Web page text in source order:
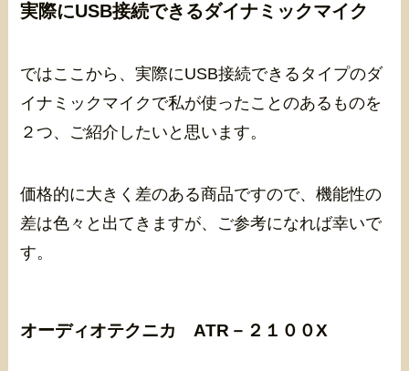
実際にUSB接続できるダイナミックマイク
ではここから、実際にUSB接続できるタイプのダ
イナミックマイクで私が使ったことのあるものを
２つ、ご紹介したいと思います。
価格的に大きく差のある商品ですので、機能性の
差は色々と出てきますが、ご参考になれば幸いで
す。
オーディオテクニカ ATR－２１００X